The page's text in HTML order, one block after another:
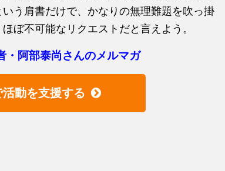
う肩書だけで、かなりの無理難題を吹っ掛
ぼ不可能なリクエストだと言えよう。
・阿部泰尚さんのメルマガ
動を支援する